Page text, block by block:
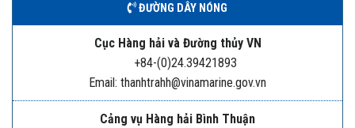
ĐƯỜNG DÂY NÓNG
Cục Hàng hải và Đường thủy VN
+84-(0)24.39421893
Email: thanhtrahh@vinamarine.gov.vn
Cảng vụ Hàng hải Bình Thuận